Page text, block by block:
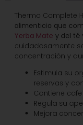
Thermo Complete
alimenticio que
Yerba Mate y del té
cuidadosamente
concentración y
Estimula su
reservas y
Contiene
Regula su
Mejora